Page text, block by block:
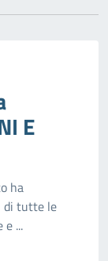
E
ha
di tutte le
...